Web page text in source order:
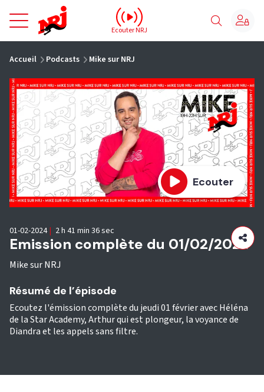
NRJ - Accueil
Ecouter NRJ
Accueil Podcasts Mike sur NRJ
Ecouter
Emission complète du 01/02/2024
Mike sur NRJ
01-02-2024 | 2 h 41 min 36 sec
Résumé de l’épisode
Ecoutez l'émission complète du jeudi 01 février avec Héléna
de la Star Academy, Arthur qui est plongeur, la voyance de
Diandra et les appels sans filtre.